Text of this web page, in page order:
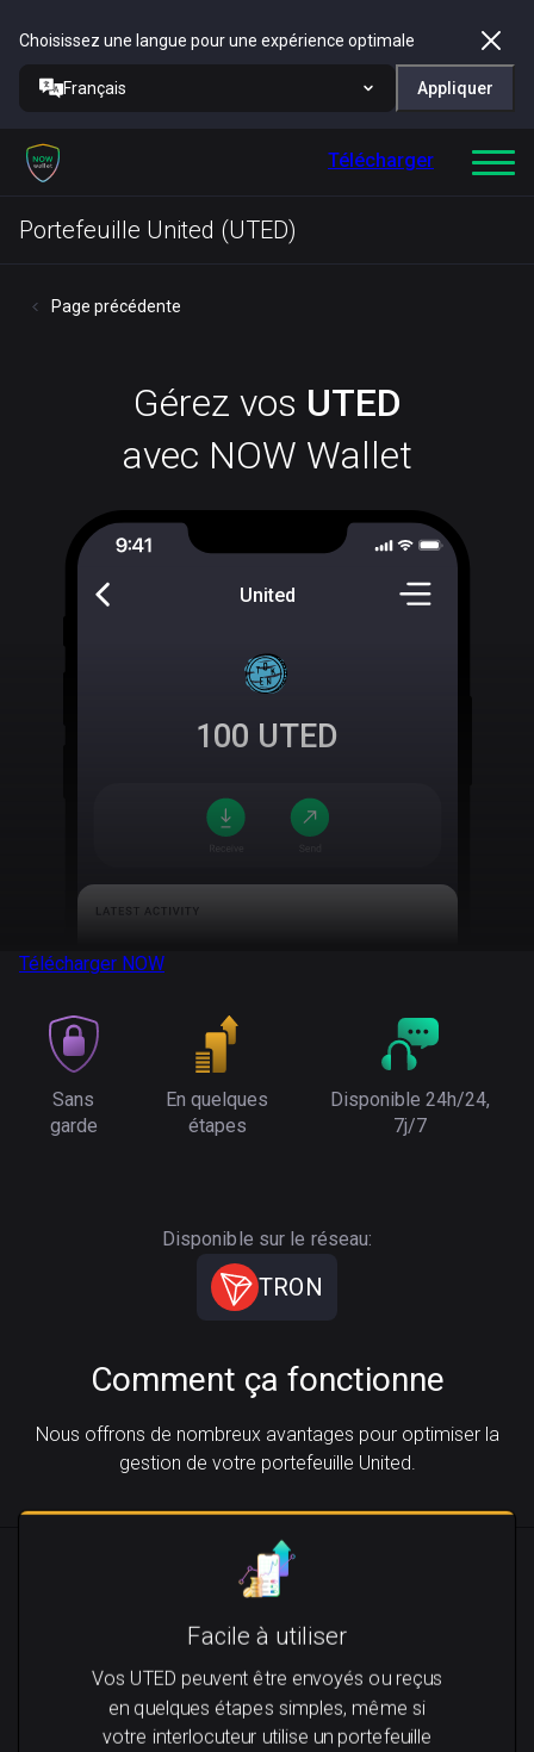
Choisissez une langue pour une expérience optimale
Français Appliquer
Télécharger
Portefeuille United (UTED)
Page précédente
Gérez vos UTED
avec NOW Wallet
United
100 UTED
Télécharger NOW
Sans
garde
En quelques
étapes
Disponible 24h/24,
7j/7
Disponible sur le réseau:
TRON
Comment ça fonctionne
Nous offrons de nombreux avantages pour optimiser la
gestion de votre portefeuille United.
Facile à utiliser
Vos UTED peuvent être envoyés ou reçus
en quelques étapes simples, même si
votre interlocuteur utilise un portefeuille